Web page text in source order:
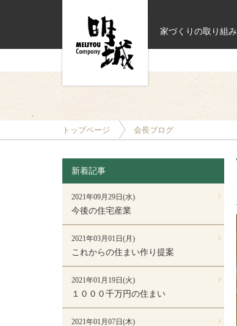
家づくりの取り組み
トップページ 会長ブログ
新着記事
2021年09月29日(水)
今後の住宅産業
2021年03月01日(月)
これからの住まい作り提案
2021年01月19日(火)
１０００千万円の住まい
2021年01月07日(木)